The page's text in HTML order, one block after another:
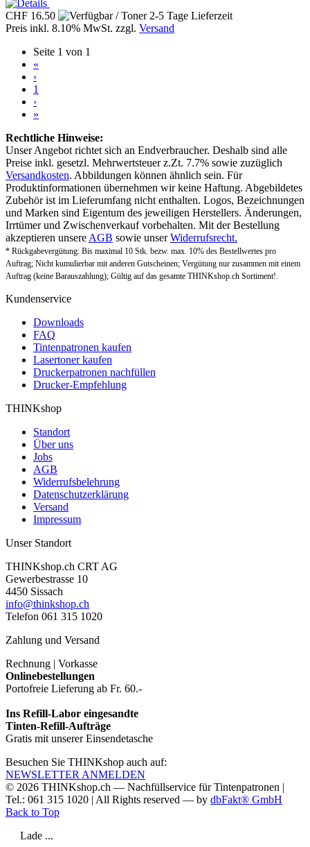
CHF 16.50
Preis inkl. 8.10% MwSt. zzgl. Versand
Seite 1 von 1
«
‹
1
›
»
Rechtliche Hinweise:
Unser Angebot richtet sich an Endverbraucher. Deshalb sind alle
Preise inkl. gesetzl. Mehrwertsteuer z.Zt. 7.7% sowie zuzüglich
Versandkosten. Abbildungen können ähnlich sein. Für
Produktinformationen übernehmen wir keine Haftung. Abgebildetes
Zubehör ist im Lieferumfang nicht enthalten. Logos, Bezeichnungen
und Marken sind Eigentum des jeweiligen Herstellers. Änderungen,
Irrtümer und Zwischenverkauf vorbehalten. Mit der Bestellung
akzeptieren unsere AGB sowie unserWiderrufsrecht.
* Rückgabevergütung: Bis maximal 10 Stk. bezw. max. 10% des Bestellwertes pro
Auftrag; Nicht kumulierbar mit anderen Gutscheinen; Vergütung nur zusammen mit einem
Auftrag (keine Barauszahlung); Gültig auf das gesamte THINKshop.ch Sortiment!.
Kundenservice
Downloads
FAQ
Tintenpatronen kaufen
Lasertoner kaufen
Druckerpatronen nachfüllen
Drucker-Empfehlung
THINKshop
Standort
Über uns
Jobs
AGB
Widerrufsbelehrung
Datenschutzerklärung
Versand
Impressum
Unser Standort
THINKshop.ch CRT AG
Gewerbestrasse 10
4450 Sissach
info@thinkshop.ch
Telefon 061 315 1020
Zahlung und Versand
Rechnung | Vorkasse
Onlinebestellungen
Portofreie Lieferung ab Fr. 60.-
Ins Refill-Labor eingesandte
Tinten-Refill-Aufträge
Gratis mit unserer Einsendetasche
Besuchen Sie THINKshop auch auf:
NEWSLETTER ANMELDEN
© 2026 THINKshop.ch — Nachfüllservice fürTintenpatronen |
Tel.: 061 315 1020 | All Rights reserved — by dbFakt® GmbH
Back to Top
Lade ...